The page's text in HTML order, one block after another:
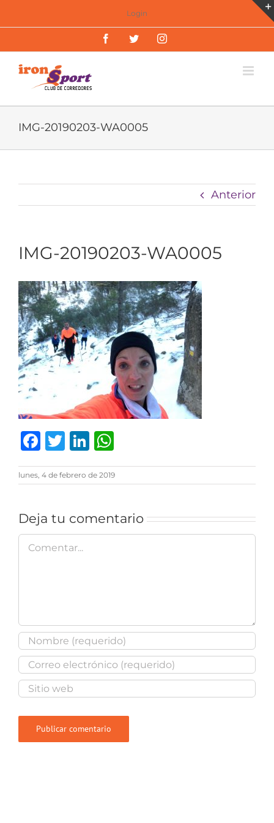
al
Login
FacebookTwitterInstagram
IMG-20190203-WA0005
Anterior
IMG-20190203-WA0005
Facebook
TwitterLinkedIn
lunes, 4 de febrero de 2019
Deja tu comentario
Comentar